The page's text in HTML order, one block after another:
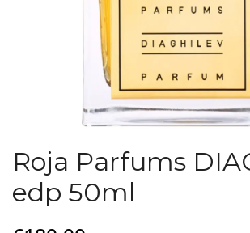
Roja Parfums
edp 50ml